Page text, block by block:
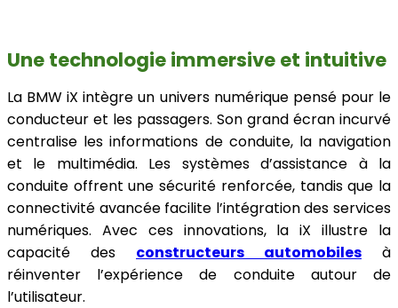
Une technologie immersive et intuitive
La BMW iX intègre un univers numérique pensé pour le
conducteur et les passagers. Son grand écran incurvé
centralise les informations de conduite, la navigation
et le multimédia. Les systèmes d’assistance à la
conduite offrent une sécurité renforcée, tandis que la
connectivité avancée facilite l’intégration des services
numériques. Avec ces innovations, la iX illustre la
capacité des constructeurs automobiles à
réinventer l’expérience de conduite autour de
l’utilisateur.